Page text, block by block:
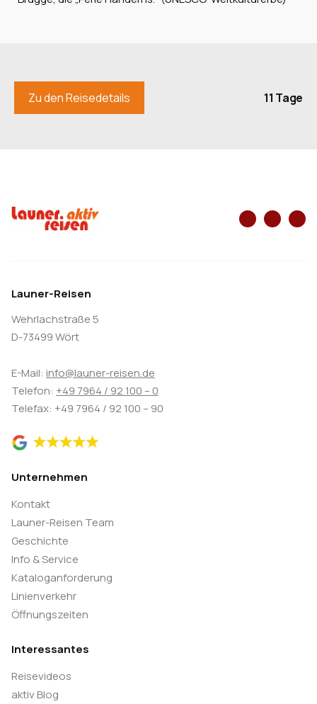
Zu den Reisedetails 11 Tage
Launer-Reisen
Wehrlachstraße 5
D-73499 Wört
E-Mail: info@launer-reisen.de
Telefon: +49 7964 / 92 100 – 0
Telefax: +49 7964 / 92 100 – 90
Unternehmen
Kontakt
Launer-Reisen Team
Geschichte
Info & Service
Kataloganforderung
Linienverkehr
Öffnungszeiten
Interessantes
Reisevideos
aktiv Blog